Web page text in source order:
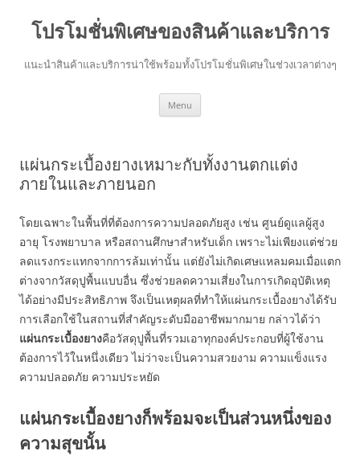
โปรโมชั่นพิเศษของสินค้าและบริการ
แนะนำสินค้าและบริการน่าใช้พร้อมทั้งโปรโมชั่นพิเศษในช่วงเวลาต่างๆ
Menu
แผ่นกระเบื้องยางเหมาะกับทั้งงานตกแต่ง
ภายในและภายนอก
โดยเฉพาะในพื้นที่ที่ต้องการความปลอดภัยสูง เช่น ศูนย์ดูแลผู้สูง
อายุ โรงพยาบาล หรือสถานศึกษาสำหรับเด็ก เพราะไม่เพียงแต่ช่วย
ลดแรงกระแทกจากการล้มเท่านั้น แต่ยังไม่เกิดเศษแหลมคมเมื่อแตก
ต่างจากวัสดุปูพื้นแบบอื่น ซึ่งช่วยลดความเสี่ยงในการเกิดอุบัติเหตุ
ได้อย่างมีประสิทธิภาพ จึงเป็นเหตุผลที่ทำให้แผ่นกระเบื้องยางได้รับ
การเลือกใช้ในสถานที่สำคัญระดับมืออาชีพมากมาย กล่าวได้ว่า
แผ่นกระเบื้องยางคือวัสดุปูพื้นที่รวมเอาทุกองค์ประกอบที่ผู้ใช้งาน
ต้องการไว้ในหนึ่งเดียว ไม่ว่าจะเป็นความสวยงาม ความแข็งแรง
ความปลอดภัย ความประหยัด
แผ่นกระเบื้องยางก็พร้อมจะเป็นส่วนหนึ่งของ
ความสุขนั้น